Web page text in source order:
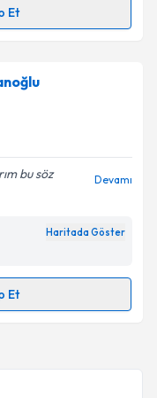
Et
bilgilendireceğiz.
ilişkin
bu söz
Devamı
Haritada Göster
Et